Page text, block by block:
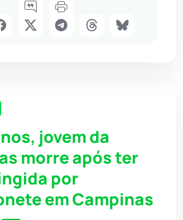
jovem da
morre após ter
por
em Campinas